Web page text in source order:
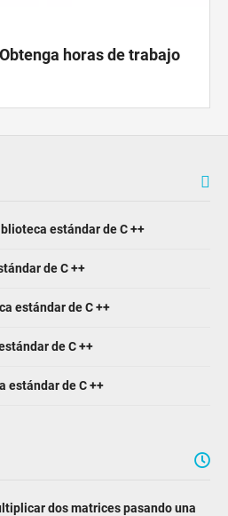
horas de trabajo
estándar de C ++
de C ++
estándar de C ++
de C ++
estándar de C ++
dos matrices pasando una